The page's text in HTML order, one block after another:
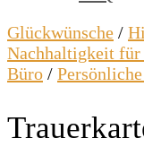
Glückwünsche /
Nachhaltigkeit für
Büro /